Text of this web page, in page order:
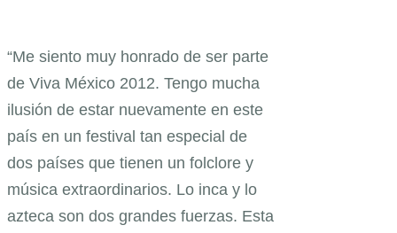
“Me siento muy honrado de ser parte
de Viva México 2012. Tengo mucha
ilusión de estar nuevamente en este
país en un festival tan especial de
dos países que tienen un folclore y
música extraordinarios. Lo inca y lo
azteca son dos grandes fuerzas. Esta